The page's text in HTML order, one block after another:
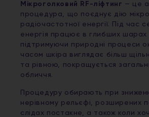
Мікроголковий RF-ліфтинг — це
процедура, що поєднує дію
радіочастотної енергії. Під час
енергія працює в глибших шарах
підтримуючи природні процеси
часом шкіра виглядає більш
та рівною, покращується
обличчя.
Процедуру обирають при
нерівному рельєфі, розширених
слідах постакне, а також коли